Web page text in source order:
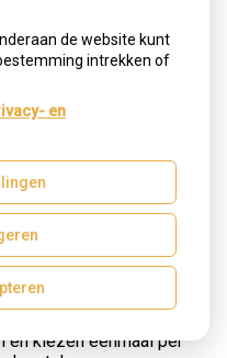
tandenborstel
en kiezen?
goed gebruikt, komt
en kiezen. Elektrisch
tussenruimten niet
van uw behandelaar
en kiezen eenmaal per
de website kunt
intrekken of
en